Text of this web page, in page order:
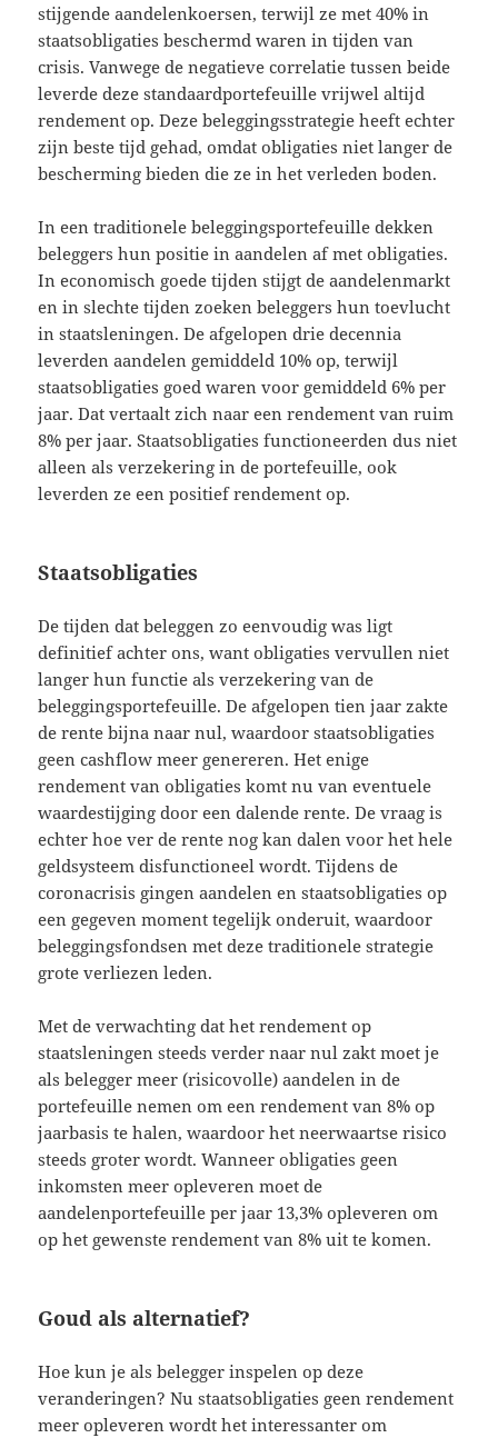
stijgende aandelenkoersen, terwijl ze met 40% in
staatsobligaties beschermd waren in tijden van
crisis. Vanwege de negatieve correlatie tussen beide
leverde deze standaardportefeuille vrijwel altijd
rendement op. Deze beleggingsstrategie heeft echter
zijn beste tijd gehad, omdat obligaties niet langer de
bescherming bieden die ze in het verleden boden.
In een traditionele beleggingsportefeuille dekken
beleggers hun positie in aandelen af met obligaties.
In economisch goede tijden stijgt de aandelenmarkt
en in slechte tijden zoeken beleggers hun toevlucht
in staatsleningen. De afgelopen drie decennia
leverden aandelen gemiddeld 10% op, terwijl
staatsobligaties goed waren voor gemiddeld 6% per
jaar. Dat vertaalt zich naar een rendement van ruim
8% per jaar. Staatsobligaties functioneerden dus niet
alleen als verzekering in de portefeuille, ook
leverden ze een positief rendement op.
Staatsobligaties
De tijden dat beleggen zo eenvoudig was ligt
definitief achter ons, want obligaties vervullen niet
langer hun functie als verzekering van de
beleggingsportefeuille. De afgelopen tien jaar zakte
de rente bijna naar nul, waardoor staatsobligaties
geen cashflow meer genereren. Het enige
rendement van obligaties komt nu van eventuele
waardestijging door een dalende rente. De vraag is
echter hoe ver de rente nog kan dalen voor het hele
geldsysteem disfunctioneel wordt. Tijdens de
coronacrisis gingen aandelen en staatsobligaties op
een gegeven moment tegelijk onderuit, waardoor
beleggingsfondsen met deze traditionele strategie
grote verliezen leden.
Met de verwachting dat het rendement op
staatsleningen steeds verder naar nul zakt moet je
als belegger meer (risicovolle) aandelen in de
portefeuille nemen om een rendement van 8% op
jaarbasis te halen, waardoor het neerwaartse risico
steeds groter wordt. Wanneer obligaties geen
inkomsten meer opleveren moet de
aandelenportefeuille per jaar 13,3% opleveren om
op het gewenste rendement van 8% uit te komen.
Goud als alternatief?
Hoe kun je als belegger inspelen op deze
veranderingen? Nu staatsobligaties geen rendement
meer opleveren wordt het interessanter om